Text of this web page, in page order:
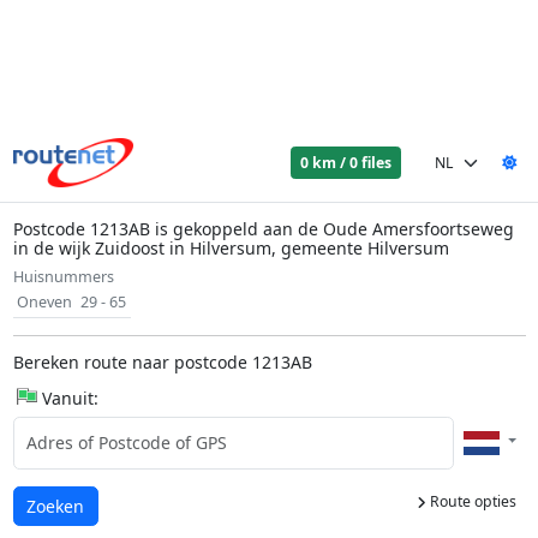
0 km / 0 files
Postcode 1213AB is gekoppeld aan de Oude Amersfoortseweg
in de wijk Zuidoost in Hilversum, gemeente Hilversum
Huisnummers
Oneven 29 - 65
Bereken route naar postcode 1213AB
Vanuit:
Route opties
Laden...
Zoeken